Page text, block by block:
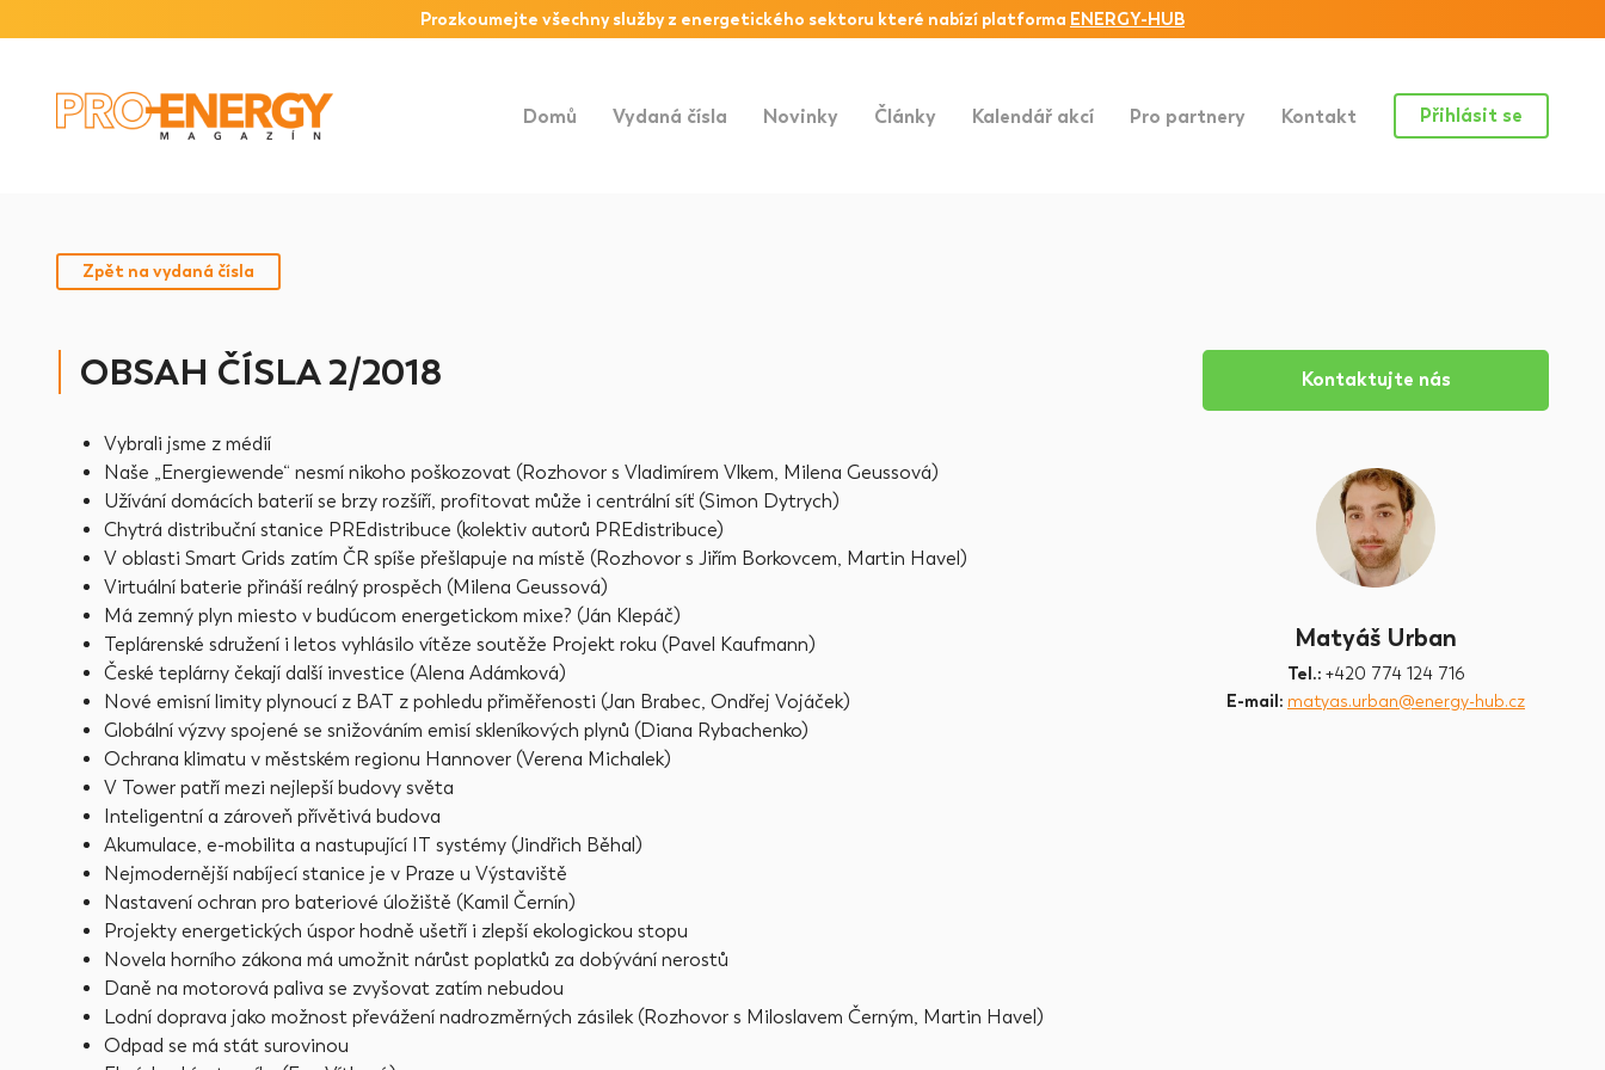
Prozkoumejte všechny služby z energetického sektoru které nabízí platforma ENERGY-HUB
Domů Vydaná čísla Novinky Články Kalendář akcí Pro partnery Kontakt Přihlásit se
Zpět na vydaná čísla
OBSAH ČÍSLA 2/2018
Vybrali jsme z médií
Naše „Energiewende“ nesmí nikoho poškozovat (Rozhovor s Vladimírem Vlkem, Milena Geussová)
Užívání domácích baterií se brzy rozšíří, profitovat může i centrální síť (Simon Dytrych)
Chytrá distribuční stanice PREdistribuce (kolektiv autorů PREdistribuce)
V oblasti Smart Grids zatím ČR spíše přešlapuje na místě (Rozhovor s Jiřím Borkovcem, Martin Havel)
Virtuální baterie přináší reálný prospěch (Milena Geussová)
Má zemný plyn miesto v budúcom energetickom mixe? (Ján Klepáč)
Teplárenské sdružení i letos vyhlásilo vítěze soutěže Projekt roku (Pavel Kaufmann)
České teplárny čekají další investice (Alena Adámková)
Nové emisní limity plynoucí z BAT z pohledu přiměřenosti (Jan Brabec, Ondřej Vojáček)
Globální výzvy spojené se snižováním emisí skleníkových plynů (Diana Rybachenko)
Ochrana klimatu v městském regionu Hannover (Verena Michalek)
V Tower patří mezi nejlepší budovy světa
Inteligentní a zároveň přívětivá budova
Akumulace, e-mobilita a nastupující IT systémy (Jindřich Běhal)
Nejmodernější nabíjecí stanice je v Praze u Výstaviště
Nastavení ochran pro bateriové úložiště (Kamil Černín)
Projekty energetických úspor hodně ušetří i zlepší ekologickou stopu
Novela horního zákona má umožnit nárůst poplatků za dobývání nerostů
Daně na motorová paliva se zvyšovat zatím nebudou
Lodní doprava jako možnost převážení nadrozměrných zásilek (Rozhovor s Miloslavem Černým, Martin Havel)
Odpad se má stát surovinou
Kontaktujte nás
Matyáš Urban
Tel.: +420 774 124 716
E-mail: matyas.urban@energy-hub.cz